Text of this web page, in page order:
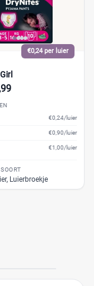
€0,24 per luier
€0,24/luier
€0,90/luier
€1,00/luier
SOORT
Luierbroekje